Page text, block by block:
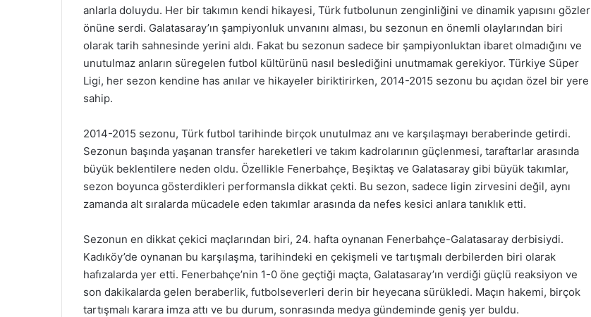
anlarla doluydu. Her bir takımın kendi hikayesi, Türk futbolunun zenginliğini ve dinamik yapısını gözler
önüne serdi. Galatasaray’ın şampiyonluk unvanını alması, bu sezonun en önemli olaylarından biri
olarak tarih sahnesinde yerini aldı. Fakat bu sezonun sadece bir şampiyonluktan ibaret olmadığını ve
unutulmaz anların süregelen futbol kültürünü nasıl beslediğini unutmamak gerekiyor. Türkiye Süper
Ligi, her sezon kendine has anılar ve hikayeler biriktirirken, 2014-2015 sezonu bu açıdan özel bir yere
sahip.
2014-2015 sezonu, Türk futbol tarihinde birçok unutulmaz anı ve karşılaşmayı beraberinde getirdi.
Sezonun başında yaşanan transfer hareketleri ve takım kadrolarının güçlenmesi, taraftarlar arasında
büyük beklentilere neden oldu. Özellikle Fenerbahçe, Beşiktaş ve Galatasaray gibi büyük takımlar,
sezon boyunca gösterdikleri performansla dikkat çekti. Bu sezon, sadece ligin zirvesini değil, aynı
zamanda alt sıralarda mücadele eden takımlar arasında da nefes kesici anlara tanıklık etti.
Sezonun en dikkat çekici maçlarından biri, 24. hafta oynanan Fenerbahçe-Galatasaray derbisiydi.
Kadıköy’de oynanan bu karşılaşma, tarihindeki en çekişmeli ve tartışmalı derbilerden biri olarak
hafızalarda yer etti. Fenerbahçe’nin 1-0 öne geçtiği maçta, Galatasaray’ın verdiği güçlü reaksiyon ve
son dakikalarda gelen beraberlik, futbolseverleri derin bir heyecana sürükledi. Maçın hakemi, birçok
tartışmalı karara imza attı ve bu durum, sonrasında medya gündeminde geniş yer buldu.